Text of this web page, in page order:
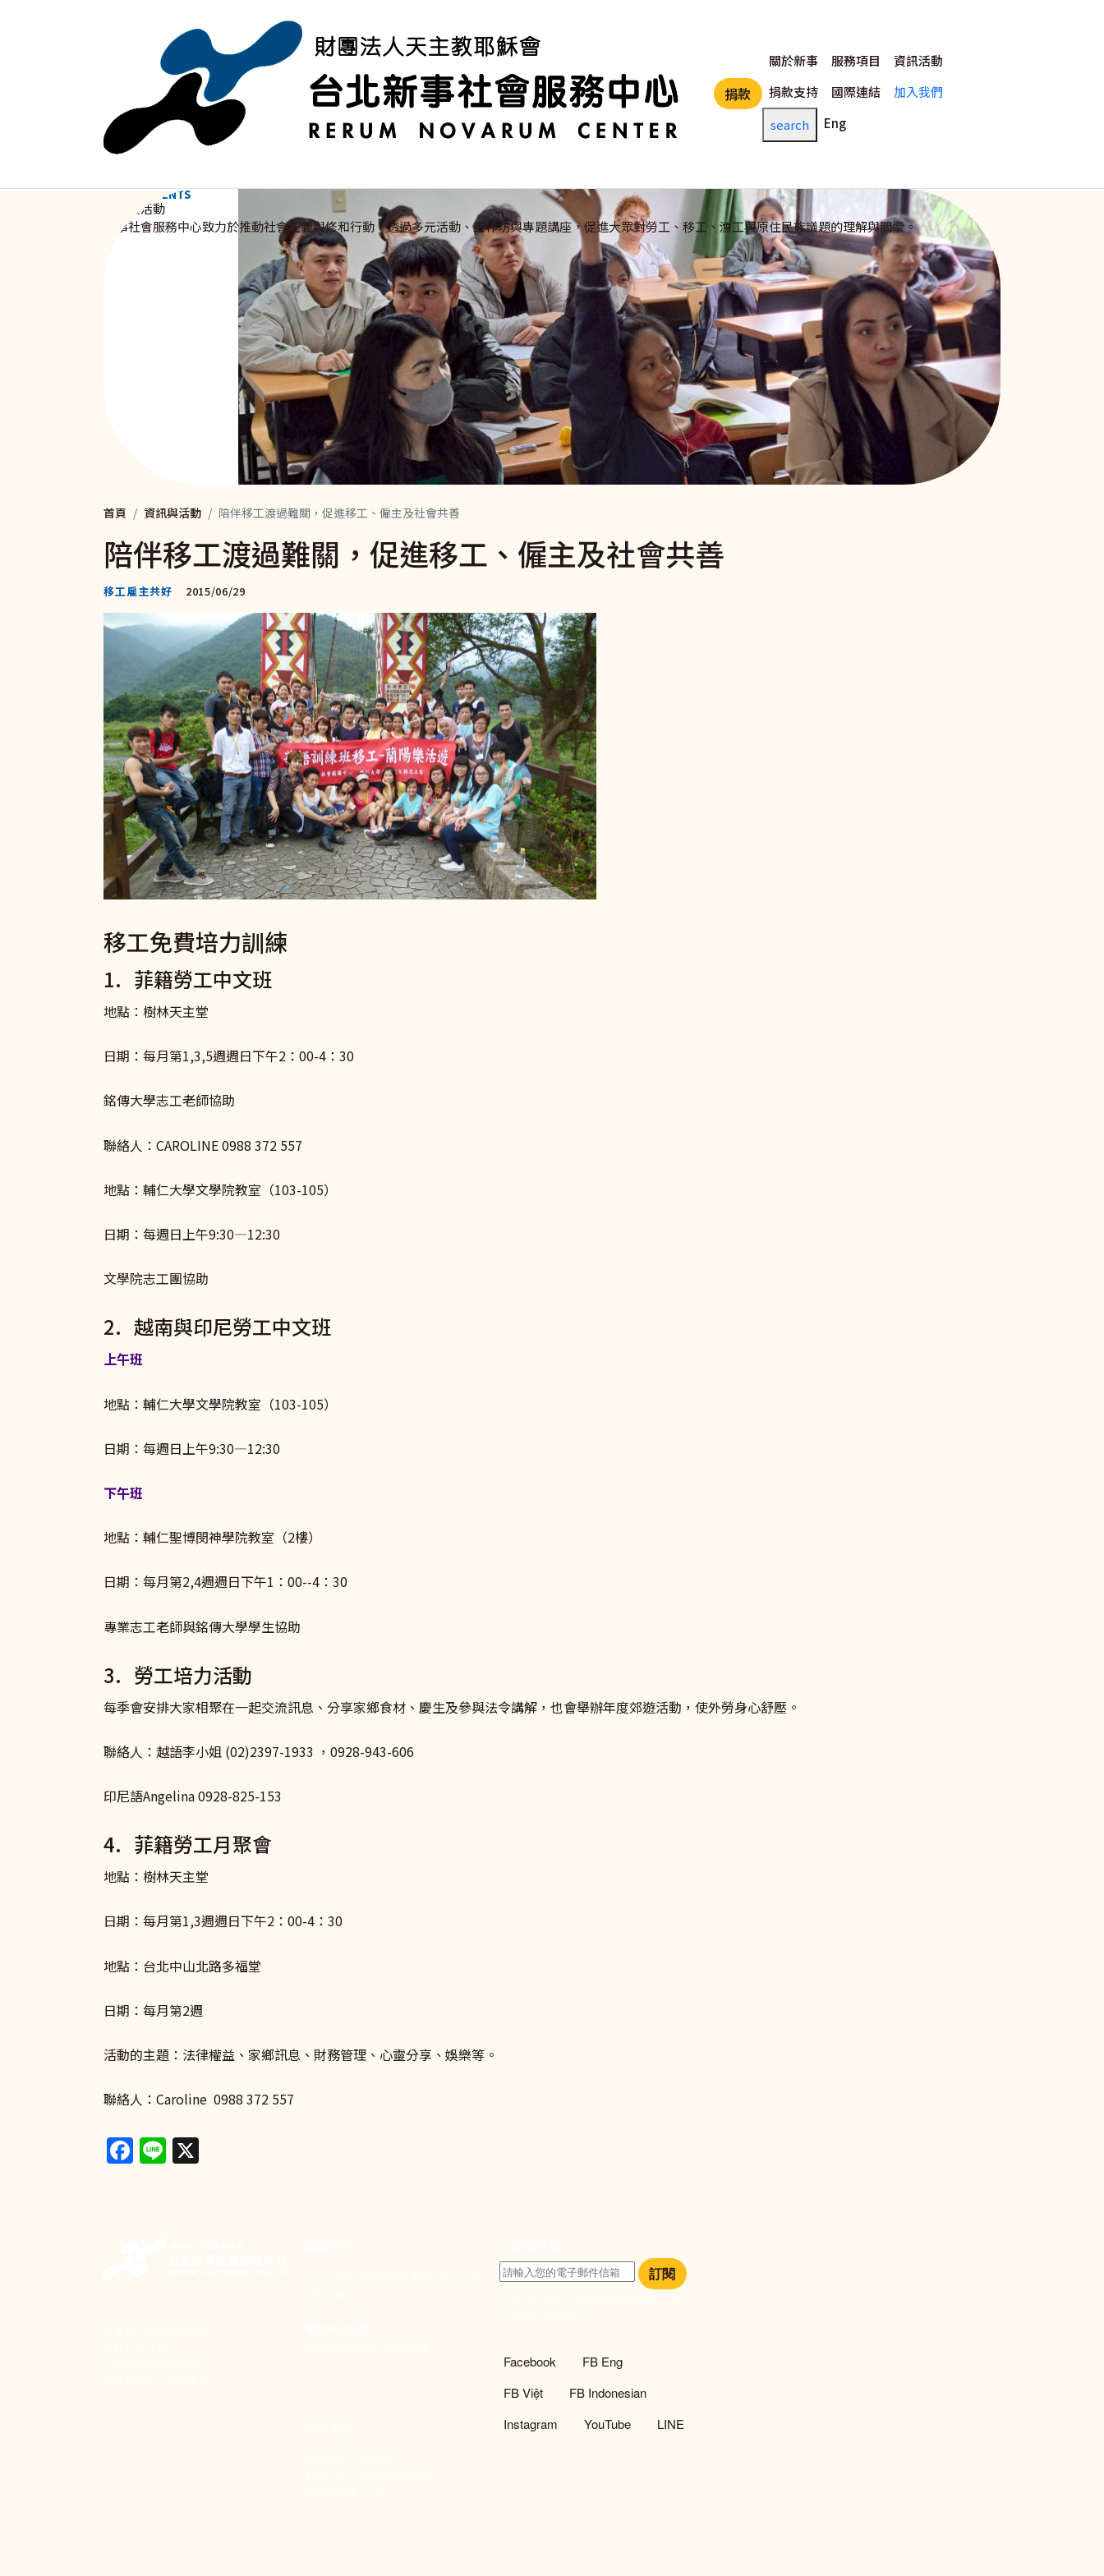
捐款
主選單
關於新事 服務項目
資訊活動
捐款支持
國際連結
加入我們
search
Eng
NEWS & EVENTS
資訊與活動
新事社會服務中心致力於推動社會正義與修和行動，透過多元活動、工作坊與專題講座，促進大眾對勞工、移工、漁工與原住民族議題的理解與關懷。
首頁 資訊與活動 陪伴移工渡過難關，促進移工、僱主及社會共善
陪伴移工渡過難關，促進移工、僱主及社會共善
移工雇主共好 2015/06/29
移工免費培力訓練
1. 菲籍勞工中文班
地點：樹林天主堂
日期：每月第1,3,5週週日下午2：00-4：30
銘傳大學志工老師協助
聯絡人：CAROLINE 0988 372 557
地點：輔仁大學文學院教室（103-105）
日期：每週日上午9:30—12:30
文學院志工團協助
2. 越南與印尼勞工中文班
上午班
地點：輔仁大學文學院教室（103-105）
日期：每週日上午9:30—12:30
下午班
地點：輔仁聖博閔神學院教室（2樓）
日期：每月第2,4週週日下午1：00--4：30
專業志工老師與銘傳大學學生協助
3. 勞工培力活動
每季會安排大家相聚在一起交流訊息、分享家鄉食材、慶生及參與法令講解，也會舉辦年度郊遊活動，使外勞身心舒壓。
聯絡人：越語李小姐 (02)2397-1933 ，0928-943-606
印尼語Angelina 0928-825-153
4. 菲籍勞工月聚會
地點：樹林天主堂
日期：每月第1,3週週日下午2：00-4：30
地點：台北中山北路多福堂
日期：每月第2週
活動的主題：法律權益、家鄉訊息、財務管理、心靈分享、娛樂等。
聯絡人：Caroline 0988 372 557
Facebook
Line
訂閱
社群選單
Facebook
FB Eng
FB Việt
FB Indonesian
Instagram
YouTube LINE